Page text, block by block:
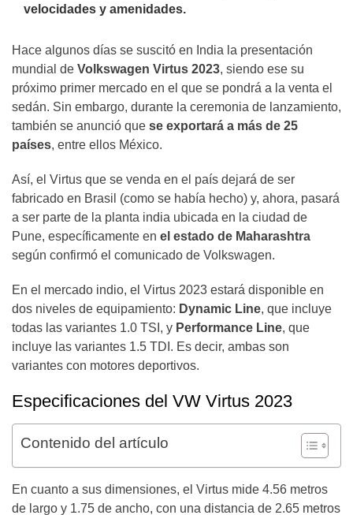
velocidades y amenidades.
Hace algunos días se suscitó en India la presentación
mundial de Volkswagen Virtus 2023, siendo ese su
próximo primer mercado en el que se pondrá a la venta el
sedán. Sin embargo, durante la ceremonia de lanzamiento,
también se anunció que se exportará a más de 25
países, entre ellos México.
Así, el Virtus que se venda en el país dejará de ser
fabricado en Brasil (como se había hecho) y, ahora, pasará
a ser parte de la planta india ubicada en la ciudad de
Pune, específicamente en el estado de Maharashtra
según confirmó el comunicado de Volkswagen.
En el mercado indio, el Virtus 2023 estará disponible en
dos niveles de equipamiento: Dynamic Line, que incluye
todas las variantes 1.0 TSI, y Performance Line, que
incluye las variantes 1.5 TDI. Es decir, ambas son
variantes con motores deportivos.
Especificaciones del VW Virtus 2023
Contenido del artículo
En cuanto a sus dimensiones, el Virtus mide 4.56 metros
de largo y 1.75 de ancho, con una distancia de 2.65 metros